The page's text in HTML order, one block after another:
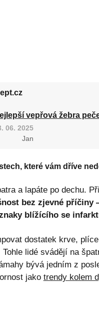
vepřová žebra
06. 2025
Jan
které vám dříve
a lapáte po dechu.
bez zjevné
blížícího se
dostatek krve,
Tohle lidé svádějí na
bývá jedním z
jako trendy kolem